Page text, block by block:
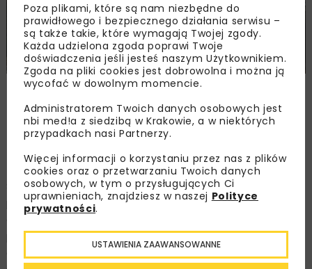
Zdjęcie: GDDKiA O/Białystok, www.gov.pl/web/gddkia-
bialystok/
Kryteria oceny ofert
Szczegóły dotyczące przetargu dostępne są na
platformie zakupowej GDDKiA. Głównym kryterium
proc.). Pod uwagę będą brane również kryteria poza
cenowe dotyczące przedłużenia okresu gwarancji
Poza plikami, które są nam niezbędne do
prawidłowego i bezpiecznego działania serwisu –
są także takie, które wymagają Twojej zgody.
Każda udzielona zgoda poprawi Twoje
doświadczenia jeśli jesteś naszym Użytkownikiem.
Zgoda na pliki cookies jest dobrowolna i można ją
wycofać w dowolnym momencie.
Administratorem Twoich danych osobowych jest
nbi med!a z siedzibą w Krakowie, a w niektórych
przypadkach nasi Partnerzy.
Więcej informacji o korzystaniu przez nas z plików
cookies oraz o przetwarzaniu Twoich danych
osobowych, w tym o przysługujących Ci
uprawnieniach, znajdziesz w naszej Polityce
prywatności.
USTAWIENIA ZAAWANSOWANNE